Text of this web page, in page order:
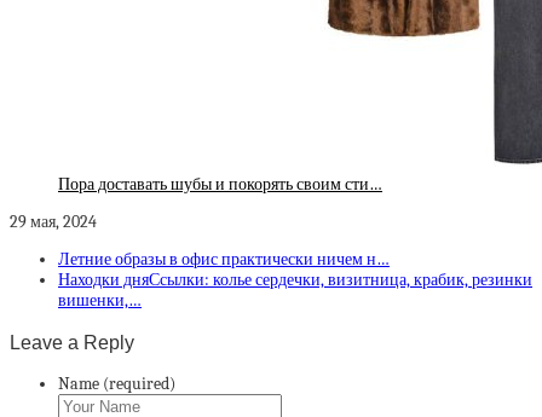
Пора доставать шубы и покорять своим сти…
29 мая, 2024
Летние образы в офис практически ничем н…
Находки дняСсылки: колье сердечки, визитница, крабик, резинки
вишенки,…
Leave a Reply
Name (required)